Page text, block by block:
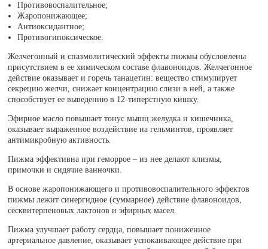
Противовоспалительное;
Жаропонижающее;
Антиоксидантное;
Противогипоксическое.
Желчегонный и спазмолитический эффекты пижмы обусловлены
присутствием в ее химическом составе флавоноидов. Желчегонное
действие оказывает и горечь танацетин: вещество стимулирует
секрецию желчи, снижает концентрацию слизи в ней, а также
способствует ее выведению в 12-типерстную кишку.
Эфирное масло повышает тонус мышц желудка и кишечника,
оказывает выраженное воздействие на гельминтов, проявляет
антимикробную активность.
Пижма эффективна при геморрое – из нее делают клизмы,
примочки и сидячие ванночки.
В основе жаропонижающего и противовоспалительного эффектов
пижмы лежит синергидное (суммарное) действие флавоноидов,
сесквитерпеновых лактонов и эфирных масел.
Пижма улучшает работу сердца, повышает пониженное
артериальное давление, оказывает успокаивающее действие при